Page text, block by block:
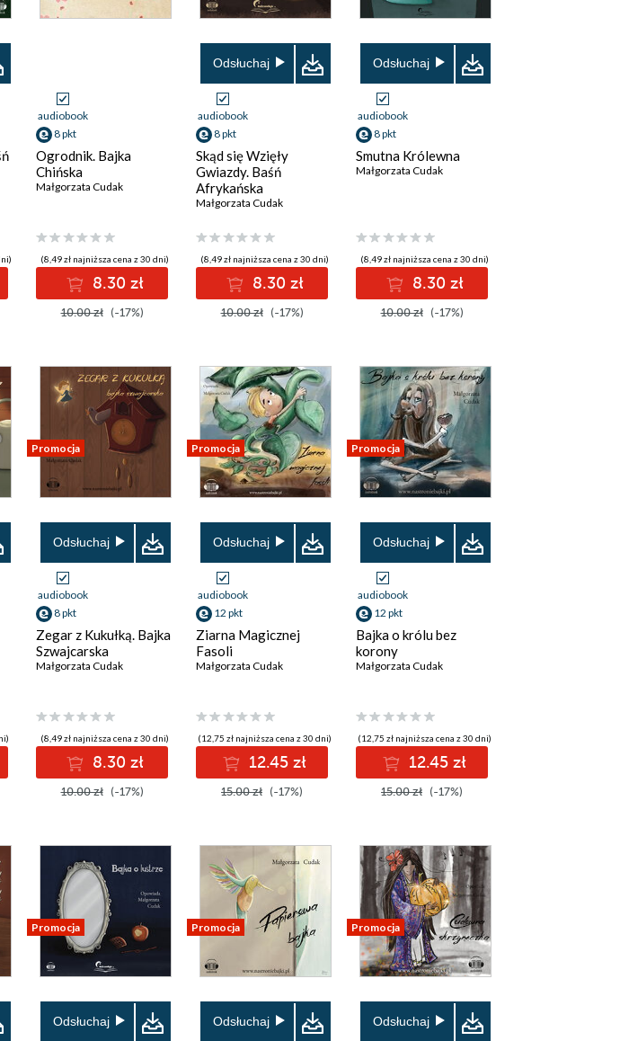
audiobook
8 pkt
Ogrodnik. Bajka
Chińska
Małgorzata Cudak
(8,49 zł najniższa cena z 30 dni)
8.30 zł
10.00 zł (-17%)
Odsłuchaj
audiobook
8 pkt
Skąd się Wzięły
Gwiazdy. Baśń
Afrykańska
Małgorzata Cudak
(8,49 zł najniższa cena z 30 dni)
8.30 zł
10.00 zł (-17%)
Odsłuchaj
audiobook
8 pkt
Smutna Królewna
Małgorzata Cudak
(8,49 zł najniższa cena z 30 dni)
8.30 zł
10.00 zł (-17%)
Promocja
Odsłuchaj
audiobook
8 pkt
Zegar z Kukułką. Bajka
Szwajcarska
Małgorzata Cudak
(8,49 zł najniższa cena z 30 dni)
8.30 zł
10.00 zł (-17%)
Promocja
Odsłuchaj
audiobook
12 pkt
Ziarna Magicznej
Fasoli
Małgorzata Cudak
(12,75 zł najniższa cena z 30 dni)
12.45 zł
15.00 zł (-17%)
Promocja
Odsłuchaj
audiobook
12 pkt
Bajka o królu bez
korony
Małgorzata Cudak
(12,75 zł najniższa cena z 30 dni)
12.45 zł
15.00 zł (-17%)
Promocja
Odsłuchaj
Promocja
Odsłuchaj
Promocja
Odsłuchaj